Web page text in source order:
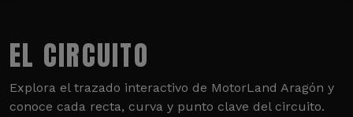
EL CIRCUITO
Explora el trazado interactivo de MotorLand Aragón y
conoce cada recta, curva y punto clave del circuito.